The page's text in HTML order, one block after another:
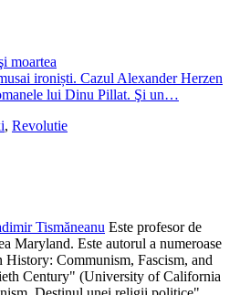
moartea
ironiști. Cazul Alexander Herzen
lui Dinu Pillat. Şi un…
, Revolutie
Tismăneanu Este profesor de
Maryland. Este autorul a numeroase
Communism, Fascism, and
Century" (University of California